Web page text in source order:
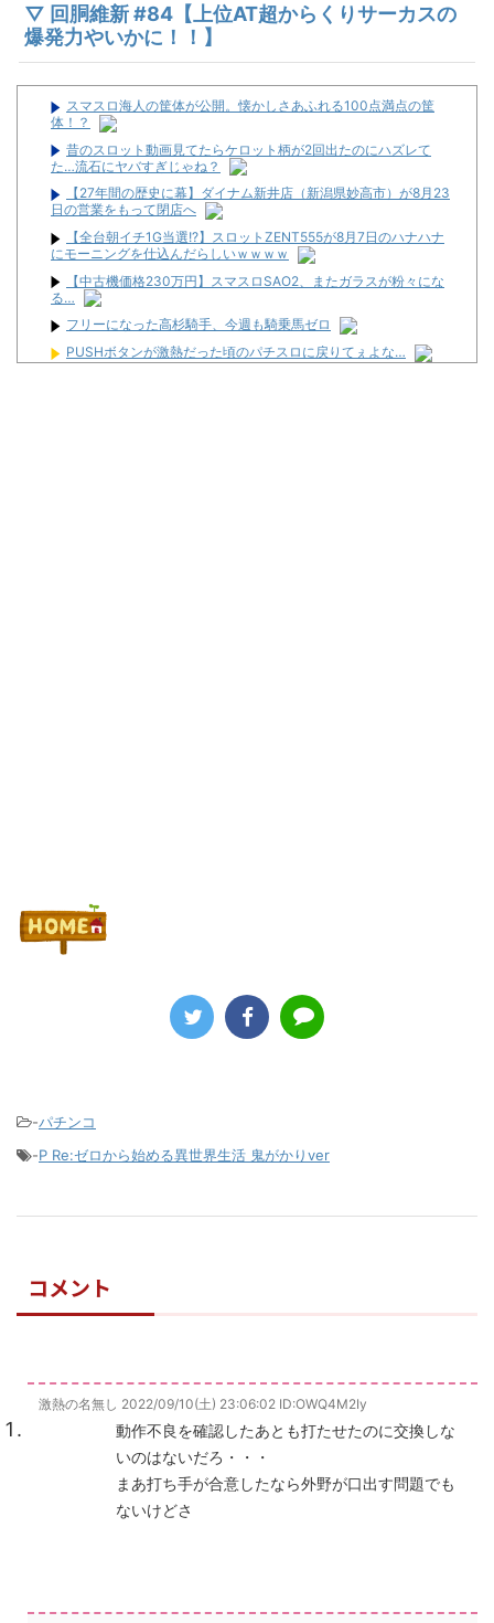
▽ 回胴維新 #84【上位AT超からくりサーカスの
爆発力やいかに！！】
スマスロ海人の筐体が公開。懐かしさあふれる100点満点の筐
体！？
昔のスロット動画見てたらケロット柄が2回出たのにハズレて
た…流石にヤバすぎじゃね？
【27年間の歴史に幕】ダイナム新井店（新潟県妙高市）が8月23
日の営業をもって閉店へ
【全台朝イチ1G当選!?】スロットZENT555が8月7日のハナハナ
にモーニングを仕込んだらしいｗｗｗｗ
【中古機価格230万円】スマスロSAO2、またガラスが粉々にな
る…
フリーになった高杉騎手、今週も騎乗馬ゼロ
PUSHボタンが激熱だった頃のパチスロに戻りてぇよな…
-パチンコ
-P Re:ゼロから始める異世界生活 鬼がかりver
コメント
激熱の名無し 2022/09/10(土) 23:06:02 ID:OWQ4M2Iy
動作不良を確認したあとも打たせたのに交換しな
いのはないだろ・・・
まあ打ち手が合意したなら外野が口出す問題でも
ないけどさ